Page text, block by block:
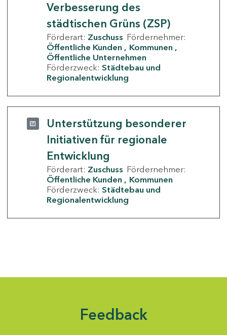
Verbesserung des
städtischen Grüns (ZSP)
Förderart: Zuschuss Fördernehmer:
Öffentliche Kunden
Kommunen
Öffentliche Unternehmen
Förderzweck: Städtebau und
Regionalentwicklung
Unterstützung besonderer
Initiativen für regionale
Entwicklung
Förderart: Zuschuss Fördernehmer:
Öffentliche Kunden
Kommunen
Förderzweck: Städtebau und
Regionalentwicklung
Feedback